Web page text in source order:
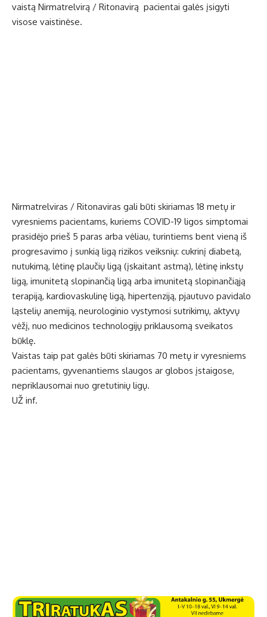
vaistą Nirmatrelvirą / Ritonavirą pacientai galės įsigyti
visose vaistinėse.
Nirmatrelviras / Ritonaviras gali būti skiriamas 18 metų ir
vyresniems pacientams, kuriems COVID-19 ligos simptomai
prasidėjo prieš 5 paras arba vėliau, turintiems bent vieną iš
progresavimo į sunkią ligą rizikos veiksnių: cukrinį diabetą,
nutukimą, lėtinę plaučių ligą (įskaitant astmą), lėtinę inkstų
ligą, imunitetą slopinančią ligą arba imunitetą slopinančiąją
terapiją, kardiovaskulinę ligą, hipertenziją, pjautuvo pavidalo
ląstelių anemiją, neurologinio vystymosi sutrikimų, aktyvų
vėžį, nuo medicinos technologijų priklausomą sveikatos
būklę.
Vaistas taip pat galės būti skiriamas 70 metų ir vyresniems
pacientams, gyvenantiems slaugos ar globos įstaigose,
nepriklausomai nuo gretutinių ligų.
UŽ inf.